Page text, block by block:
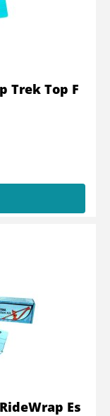
Trek Top F
Es